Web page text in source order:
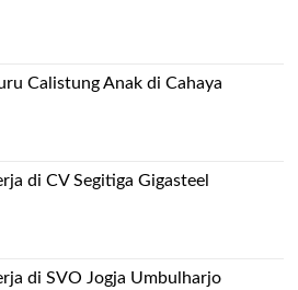
Calistung Anak di Cahaya
di CV Segitiga Gigasteel
di SVO Jogja Umbulharjo